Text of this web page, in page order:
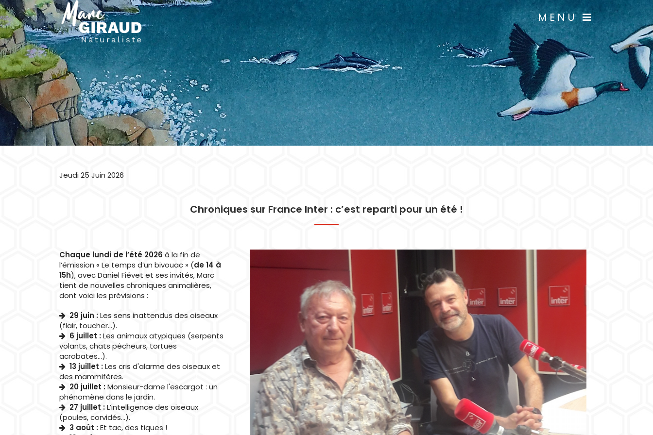
MENU
Jeudi 25 Juin 2026
Chroniques sur France Inter : c’est reparti pour un été !
Chaque lundi de l’été 2026 à la fin de
l’émission « Le temps d’un bivouac » (de 14 à
15h), avec Daniel Fiévet et ses invités, Marc
tient de nouvelles chroniques animalières,
dont voici les prévisions :
29 juin :Les sens inattendus des oiseaux
(flair, toucher…).
6 juillet : Les animaux atypiques (serpents
volants, chats pêcheurs, tortues
acrobates...).
13 juillet : Les cris d'alarme des oiseaux et
des mammifères.
20 juillet :Monsieur-dame l'escargot : un
phénomène dans le jardin.
27 juillet :L’intelligence des oiseaux
(poules, corvidés…).
3 août : Et tac, des tiques !